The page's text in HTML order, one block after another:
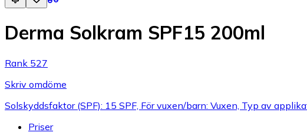
Derma Solkram SPF15 200ml
Rank 527
Skriv omdöme
Solskyddsfaktor (SPF): 15 SPF, För vuxen/barn: Vuxen, Typ av
Priser